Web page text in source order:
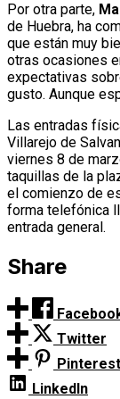
Por otra parte,
de Huebra, ha
que están muy
otras ocasiones
expectativas
gusto. Aunque
Las entradas
Villarejo de
viernes 8 de
taquillas de la
el comienzo de
forma telefónica
entrada general.
Share
Twitter
Pinterest
LinkedIn